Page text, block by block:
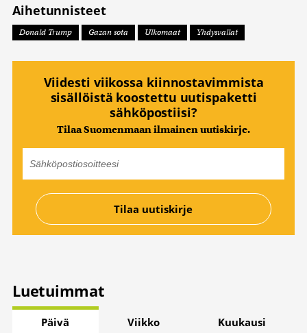
Aihetunnisteet
Donald Trump Gazan sota Ulkomaat Yhdysvallat
Viidesti viikossa kiinnostavimmista
sisällöistä koostettu uutispaketti
sähköpostiisi?
Tilaa Suomenmaan ilmainen uutiskirje.
Luetuimmat
Päivä Viikko Kuukausi